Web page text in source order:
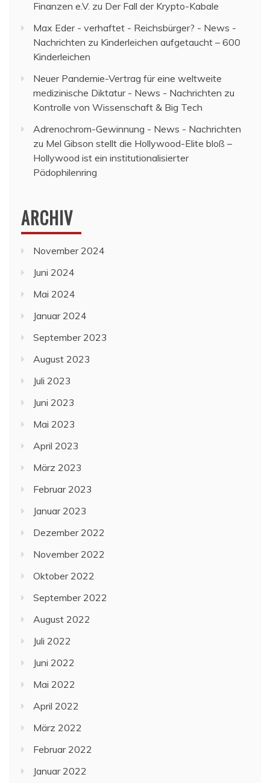
Finanzen e.V. zu Der Fall der Krypto-Kabale
Max Eder - verhaftet - Reichsbürger? - News -
Nachrichten zu Kinderleichen aufgetaucht – 600
Kinderleichen
Neuer Pandemie-Vertrag für eine weltweite
medizinische Diktatur - News - Nachrichten zu
Kontrolle von Wissenschaft & Big Tech
Adrenochrom-Gewinnung - News - Nachrichten
zu Mel Gibson stellt die Hollywood-Elite bloß –
Hollywood ist ein institutionalisierter
Pädophilenring
ARCHIV
November 2024
Juni 2024
Mai 2024
Januar 2024
September 2023
August 2023
Juli 2023
Juni 2023
Mai 2023
April 2023
März 2023
Februar 2023
Januar 2023
Dezember 2022
November 2022
Oktober 2022
September 2022
August 2022
Juli 2022
Juni 2022
Mai 2022
April 2022
März 2022
Februar 2022
Januar 2022